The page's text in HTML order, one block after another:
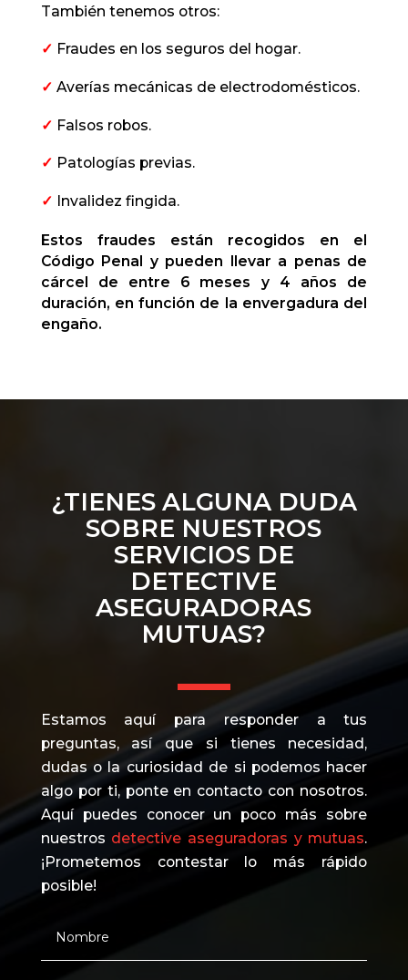
También tenemos otros:
✓ Fraudes en los seguros del hogar.
✓ Averías mecánicas de electrodomésticos.
✓ Falsos robos.
✓ Patologías previas.
✓ Invalidez fingida.
Estos fraudes están recogidos en el
Código Penal y pueden llevar a penas de
cárcel de entre 6 meses y 4 años de
duración, en función de la envergadura del
engaño.
¿TIENES ALGUNA DUDA
SOBRE NUESTROS
SERVICIOS DE
DETECTIVE
ASEGURADORAS
MUTUAS?
Estamos aquí para responder a tus
preguntas, así que si tienes necesidad,
dudas o la curiosidad de si podemos hacer
algo por ti, ponte en contacto con nosotros.
Aquí puedes conocer un poco más sobre
nuestros detective aseguradoras y mutuas.
¡Prometemos contestar lo más rápido
posible!